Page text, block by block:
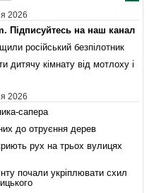
2026
Підписуйтесь на наш канал
російський безпілотник
дитячу кімнату від мотлоху і
2026
сапера
до отруєння дерев
рух на трьох вулицях
почали укріплювати схил